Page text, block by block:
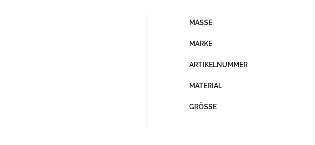
MASSE
MARKE
ARTIKELNUMMER
MATERIAL
GRÖSSE